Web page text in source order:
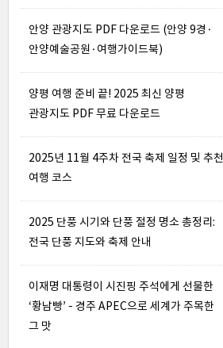
안양 관광지도 PDF 다운로드 (안양 9경·
안양예술공원·여행가이드북)
양평 여행 준비 끝! 2025 최신 양평
관광지도 PDF 무료 다운로드
2025년 11월 4주차 전국 축제 일정 및 추천
여행 코스
2025 단풍 시기와 단풍 절정 명소 총정리:
전국 단풍 지도와 축제 안내
이재명 대통령이 시진핑 주석에게 선물한
‘황남빵’ – 경주 APEC으로 세계가 주목한
그 맛